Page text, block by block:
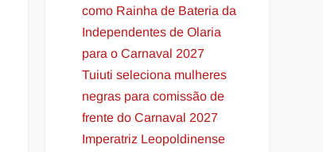
como Rainha de Bateria da
Independentes de Olaria
para o Carnaval 2027
Tuiuti seleciona mulheres
negras para comissão de
frente do Carnaval 2027
Imperatriz Leopoldinense